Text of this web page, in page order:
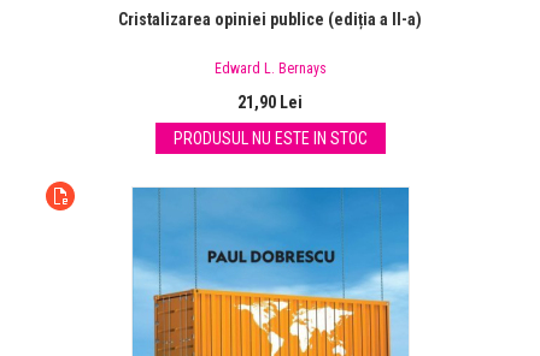
Cristalizarea opiniei publice (ediția a II-a)
Edward L. Bernays
21,90 Lei
PRODUSUL NU ESTE IN STOC